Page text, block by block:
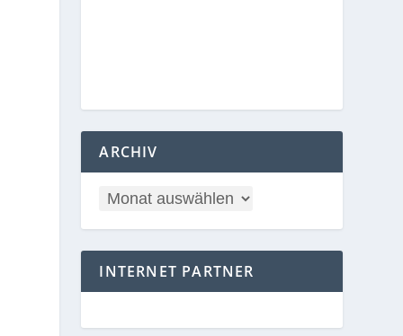
ARCHIV
INTERNET PARTNER